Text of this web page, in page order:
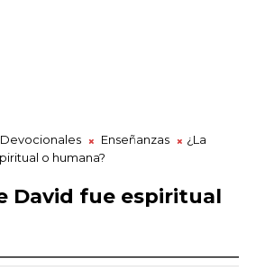
Devocionales Enseñanzas
¿La
o humana?
David fue espiritual